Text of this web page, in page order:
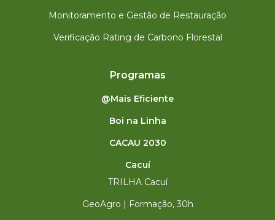
Monitoramento e Gestão de Restauração
Verificação Rating de Carbono Florestal
Programas
@Mais Eficiente
Boi na Linha
CACAU 2030
Cacuí
TRILHA Cacuí
GeoAgro | Formação, 30h